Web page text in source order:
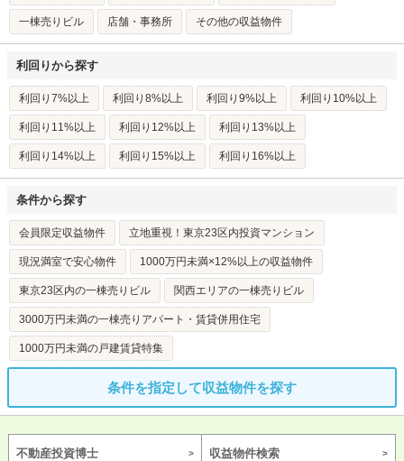
一棟売りビル 店舗・事務所 その他の収益物件
利回りから探す
利回り7%以上 利回り8%以上 利回り9%以上 利回り10%以上
利回り11%以上 利回り12%以上 利回り13%以上
利回り14%以上 利回り15%以上 利回り16%以上
条件から探す
会員限定収益物件 立地重視！東京23区内投資マンション
現況満室で安心物件 1000万円未満×12%以上の収益物件
東京23区内の一棟売りビル 関西エリアの一棟売りビル
3000万円未満の一棟売りアパート・賃貸併用住宅
1000万円未満の戸建賃貸特集
条件を指定して収益物件を探す
不動産投資博士 収益物件検索